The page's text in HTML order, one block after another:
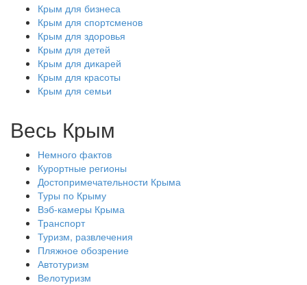
Крым для бизнеса
Крым для спортсменов
Крым для здоровья
Крым для детей
Крым для дикарей
Крым для красоты
Крым для семьи
Весь Крым
Немного фактов
Курортные регионы
Достопримечательности Крыма
Туры по Крыму
Вэб-камеры Крыма
Транспорт
Туризм, развлечения
Пляжное обозрение
Автотуризм
Велотуризм